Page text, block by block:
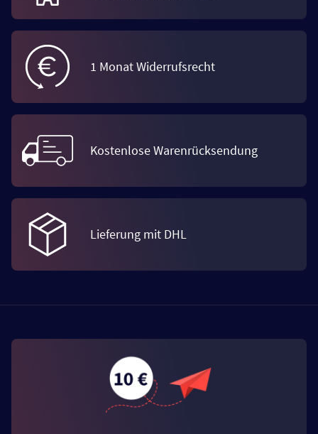
1 Monat Widerrufsrecht
Kostenlose Warenrücksendung
Lieferung mit DHL